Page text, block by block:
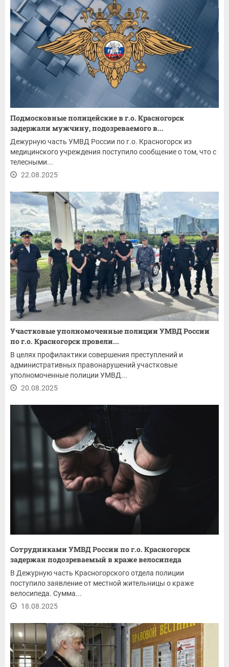
Подмосковные полицейские в г.о. Красногорск
задержали мужчину, подозреваемого в...
Дежурную часть УМВД России по г.о. Красногорск из
медицинского учреждения поступило сообщение о том, что с
телесными...
22.08.2025
Участковые уполномоченные полиции УМВД России
по г.о. Красногорск провели...
В целях профилактики совершения преступлений и
административных правонарушений участковые
уполномоченные полиции УМВД...
20.08.2025
Сотрудниками УМВД России по г.о. Красногорск
задержан подозреваемый в краже велосипеда
В Дежурную часть Красногорского отдела полиции
поступило заявление от местной жительницы о краже
велосипеда. Сумма...
18.08.2025